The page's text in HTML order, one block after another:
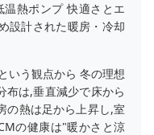
熱ポンプ 快適さとエ
設計された暖房・冷却
いう観点から 冬の理想
布は,垂直減少で床から
の熱は足から上昇し,室
の健康は"暖かさと涼